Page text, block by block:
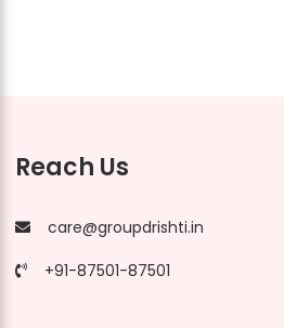
Reach Us
care@groupdrishti.in
+91-87501-87501